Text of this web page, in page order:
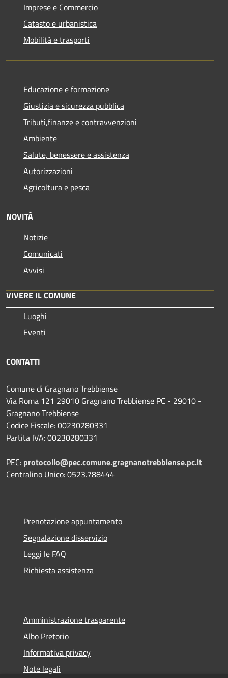
Imprese e Commercio
Catasto e urbanistica
Mobilità e trasporti
Educazione e formazione
Giustizia e sicurezza pubblica
Tributi,finanze e contravvenzioni
Ambiente
Salute, benessere e assistenza
Autorizzazioni
Agricoltura e pesca
NOVITÀ
Notizie
Comunicati
Avvisi
VIVERE IL COMUNE
Luoghi
Eventi
CONTATTI
Comune di Gragnano Trebbiense
Via Roma 121 29010 Gragnano Trebbiense PC - 29010 -
Gragnano Trebbiense
Codice Fiscale: 00230280331
Partita IVA: 00230280331
PEC: protocollo@pec.comune.gragnanotrebbiense.pc.it
Centralino Unico: 0523.788444
Prenotazione appuntamento
Segnalazione disservizio
Leggi le FAQ
Richiesta assistenza
Amministrazione trasparente
Albo Pretorio
Informativa privacy
Note legali